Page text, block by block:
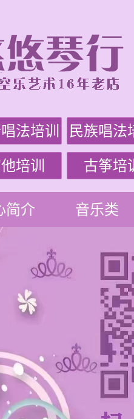
法培训 民族唱法
培训 古筝培
简介 音乐类